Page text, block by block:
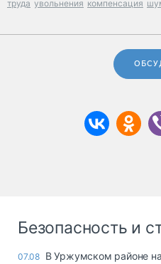
труда увольнения компенсация
Безопасность и
07.08 В Уржумском районе